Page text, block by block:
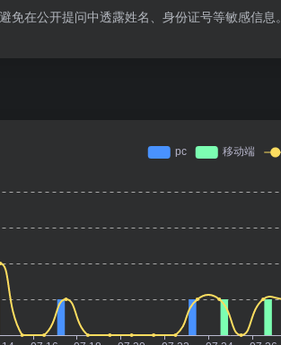
免在公开提问中透露姓名、身份证号等敏感信息。